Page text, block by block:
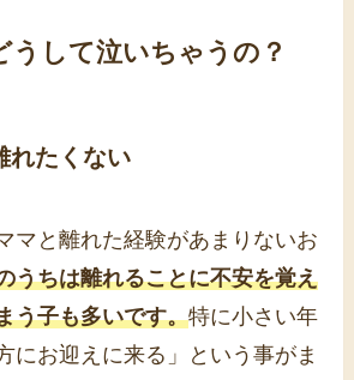
うして泣いちゃうの？
れたくない
マと離れた経験があまりないお
うちは離れることに不安を覚え
う子も多いです。特に小さい年
にお迎えに来る」という事がま